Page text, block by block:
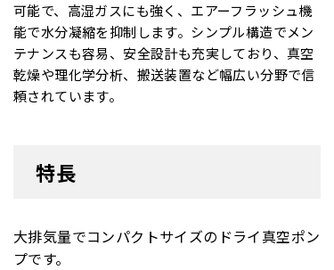
可能で、高湿ガスにも強く、エアーフラッシュ機
能で水分凝縮を抑制します。シンプル構造でメン
テナンスも容易、安全設計も充実しており、真空
乾燥や理化学分析、搬送装置など幅広い分野で信
頼されています。
特長
大排気量でコンパクトサイズのドライ真空ポン
プです。